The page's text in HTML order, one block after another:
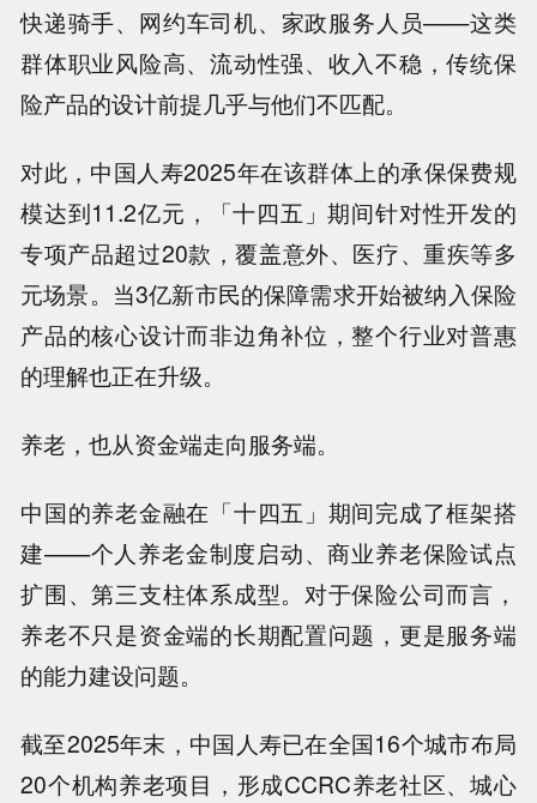
快递骑手、网约车司机、家政服务人员——这类
群体职业风险高、流动性强、收入不稳，传统保
险产品的设计前提几乎与他们不匹配。
对此，中国人寿2025年在该群体上的承保保费规
模达到11.2亿元，「十四五」期间针对性开发的
专项产品超过20款，覆盖意外、医疗、重疾等多
元场景。当3亿新市民的保障需求开始被纳入保险
产品的核心设计而非边角补位，整个行业对普惠
的理解也正在升级。
养老，也从资金端走向服务端。
中国的养老金融在「十四五」期间完成了框架搭
建——个人养老金制度启动、商业养老保险试点
扩围、第三支柱体系成型。对于保险公司而言，
养老不只是资金端的长期配置问题，更是服务端
的能力建设问题。
截至2025年末，中国人寿已在全国16个城市布局
20个机构养老项目，形成CCRC养老社区、城心